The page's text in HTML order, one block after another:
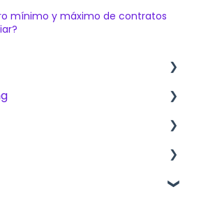
mínimo y máximo de contratos
– Quiénes somos
para CFD, Futuros y Acciones